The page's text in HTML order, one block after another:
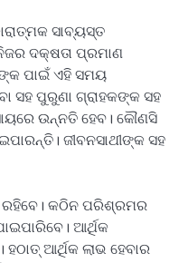
ସାବ୍ୟସ୍ତ
ଦକ୍ଷତା ପ୍ରମାଣ
ପାଇଁ ଏହି ସମୟ
ସହ ପୁରୁଣା ଗ୍ରାହକଙ୍କ ସହ
ଉନ୍ନତି ହେବ। କୌଣସି
ଜୀବନସାଥୀଙ୍କ ସହ
ରହିବେ। କଠିନ ପରିଶ୍ରମର
ଆର୍ଥିକ
ଆର୍ଥିକ ଲାଭ ହେବାର